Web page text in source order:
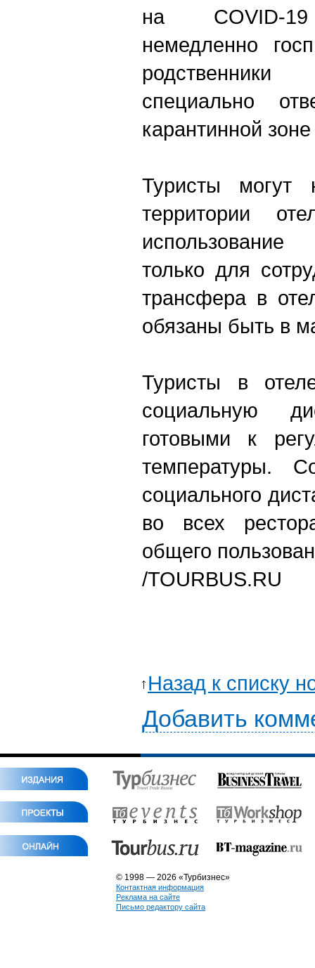
на COVID-
немедленно
специально
карантинной
Туристы могут
территории
только для
трансфера в
обязаны быть в
Туристы в
социальную
готовыми к
температуры.
социального
во всех
общего
/TOURBUS.RU
Назад к списку
Добавить
© 1998 — 2026 «Турбизнес»
Контактная информация
Реклама на сайте
Письмо редактору сайта